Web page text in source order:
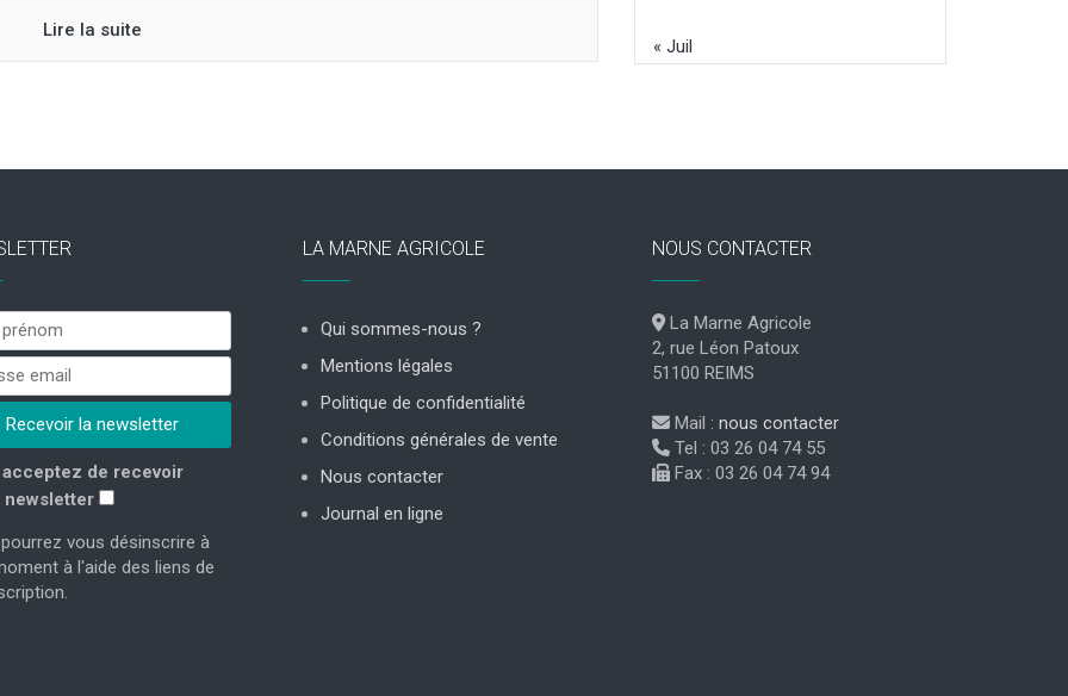
Lire la suite
« Juil
de recevoir
newsletter
vous désinscrire à
à l'aide des liens de
LA MARNE AGRICOLE
Qui sommes-nous ?
Mentions légales
Politique de confidentialité
Conditions générales de vente
Nous contacter
Journal en ligne
NOUS CONTACTER
La Marne Agricole
2, rue Léon Patoux
51100 REIMS
Mail : nous contacter
Tel : 03 26 04 74 55
Fax : 03 26 04 74 94